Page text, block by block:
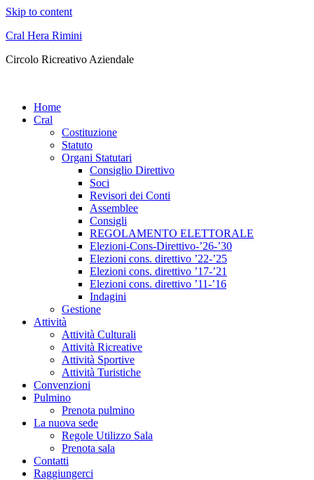
Skip to content
Cral Hera Rimini
Circolo Ricreativo Aziendale
Home
Cral
Costituzione
Statuto
Organi Statutari
Consiglio Direttivo
Soci
Revisori dei Conti
Assemblee
Consigli
REGOLAMENTO ELETTORALE
Elezioni-Cons-Direttivo-’26-’30
Elezioni cons. direttivo ’22-’25
Elezioni cons. direttivo ’17-’21
Elezioni cons. direttivo ’11-’16
Indagini
Gestione
Attività
Attività Culturali
Attività Ricreative
Attività Sportive
Attività Turistiche
Convenzioni
Pulmino
Prenota pulmino
La nuova sede
Regole Utilizzo Sala
Prenota sala
Contatti
Raggiungerci